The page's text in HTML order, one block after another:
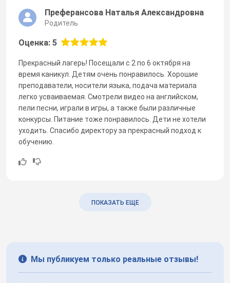
Преферансова Наталья Александровна
Родитель
Оценка: 5
Прекрасный лагерь! Посещали с 2 по 6 октября на
время каникул. Детям очень понравилось. Хорошие
преподаватели, носители языка, подача материала
легко усваиваемая. Смотрели видео на английском,
пели песни, играли в игры, а также были различные
конкурсы. Питание тоже понравилось. Дети не хотели
уходить. Спасибо директору за прекрасный подход к
обучению.
ПОКАЗАТЬ ЕЩЕ
Мы публикуем только реальные отзывы!